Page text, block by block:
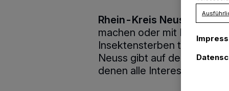
Rhein-Kreis Neuss ·
machen oder mit Dächer-
Insektensterben tun: Das
Neuss gibt auf der
denen alle Interessierten